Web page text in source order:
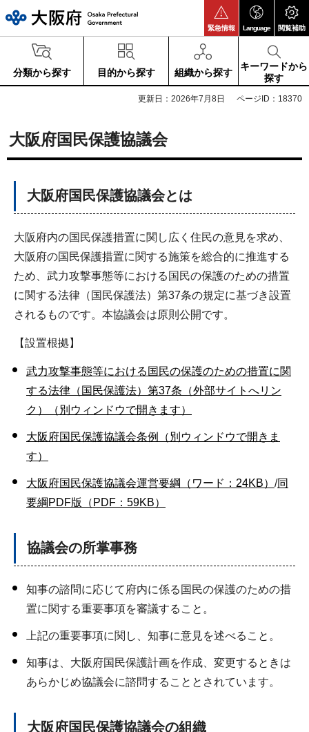
緊急情報 Language 閲覧補助
分類から探す 目的から探す 組織から探す
キーワードから
探す
更新日：2026年7月8日 ページID：18370
大阪府国民保護協議会
大阪府国民保護協議会とは
大阪府内の国民保護措置に関し広く住民の意見を求め、
大阪府の国民保護措置に関する施策を総合的に推進する
ため、武力攻撃事態等における国民の保護のための措置
に関する法律（国民保護法）第37条の規定に基づき設置
されるものです。本協議会は原則公開です。
【設置根拠】
武力攻撃事態等における国民の保護のための措置に関
する法律（国民保護法）第37条（外部サイトへリン
ク）（別ウィンドウで開きます）
大阪府国民保護協議会条例（別ウィンドウで開きま
す）
大阪府国民保護協議会運営要綱（ワード：24KB） /同
要綱PDF版（PDF：59KB）
協議会の所掌事務
知事の諮問に応じて府内に係る国民の保護のための措
置に関する重要事項を審議すること。
上記の重要事項に関し、知事に意見を述べること。
知事は、大阪府国民保護計画を作成、変更するときは
あらかじめ協議会に諮問することとされています。
大阪府国民保護協議会の組織